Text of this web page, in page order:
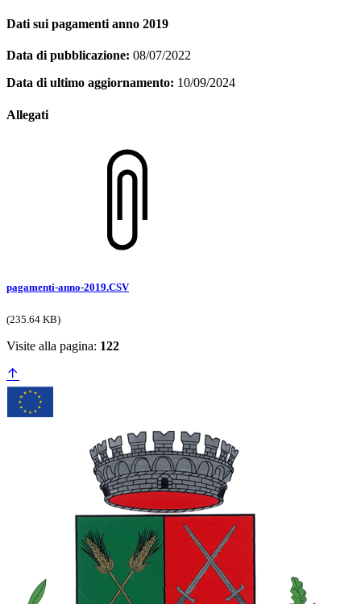
Dati sui pagamenti anno 2019
Data di pubblicazione: 08/07/2022
Data di ultimo aggiornamento: 10/09/2024
Allegati
pagamenti-anno-2019.CSV
(235.64 KB)
Visite alla pagina: 122